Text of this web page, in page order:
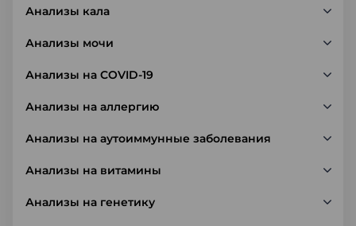
Анализы кала
Анализы мочи
Анализы на COVID-19
Анализы на аллергию
Анализы на аутоиммунные заболевания
Анализы на витамины
Анализы на генетику